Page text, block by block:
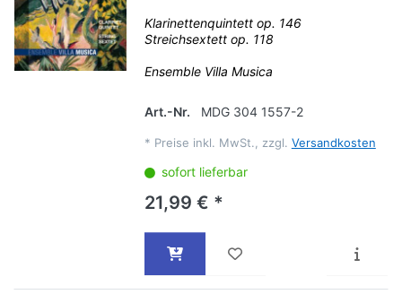
Klarinettenquintett op. 146
Streichsextett op. 118
Ensemble Villa Musica
Art.-Nr. MDG 304 1557-2
* Preise inkl. MwSt., zzgl. Versandkosten
sofort lieferbar
21,99 € *